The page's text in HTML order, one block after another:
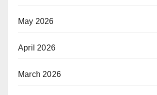
May 2026
April 2026
March 2026